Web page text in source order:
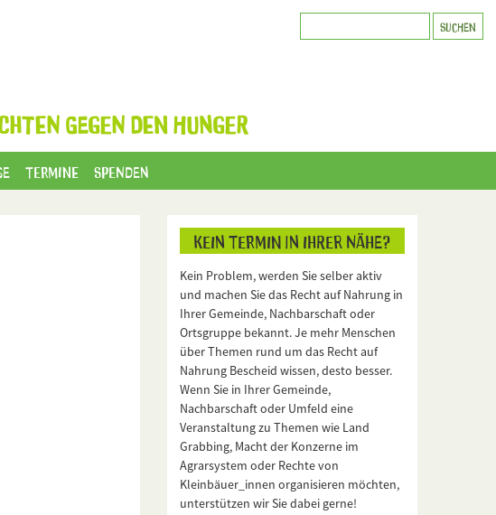
GEGEN DEN HUNGER
Termine Spenden
Kein Termin in Ihrer Nähe?
Kein Problem, werden Sie selber aktiv
und machen Sie das Recht auf Nahrung in
Ihrer Gemeinde, Nachbarschaft oder
Ortsgruppe bekannt. Je mehr Menschen
über Themen rund um das Recht auf
Nahrung Bescheid wissen, desto besser.
Wenn Sie in Ihrer Gemeinde,
Nachbarschaft oder Umfeld eine
Veranstaltung zu Themen wie Land
Grabbing, Macht der Konzerne im
Agrarsystem oder Rechte von
Kleinbäuer_innen organisieren möchten,
unterstützen wir Sie dabei gerne!